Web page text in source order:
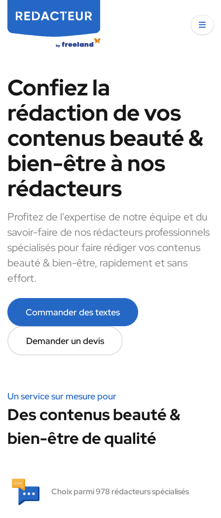
Confiez la
rédaction de vos
contenus beauté &
bien-être à nos
rédacteurs
Profitez de l'expertise de notre équipe et du
savoir-faire de nos rédacteurs professionnels
spécialisés pour faire rédiger vos contenus
beauté & bien-être, rapidement et sans
effort.
Commander des textes
Demander un devis
Un service sur mesure pour
Des contenus beauté &
bien-être de qualité
Choix parmi 978 rédacteurs spécialisés